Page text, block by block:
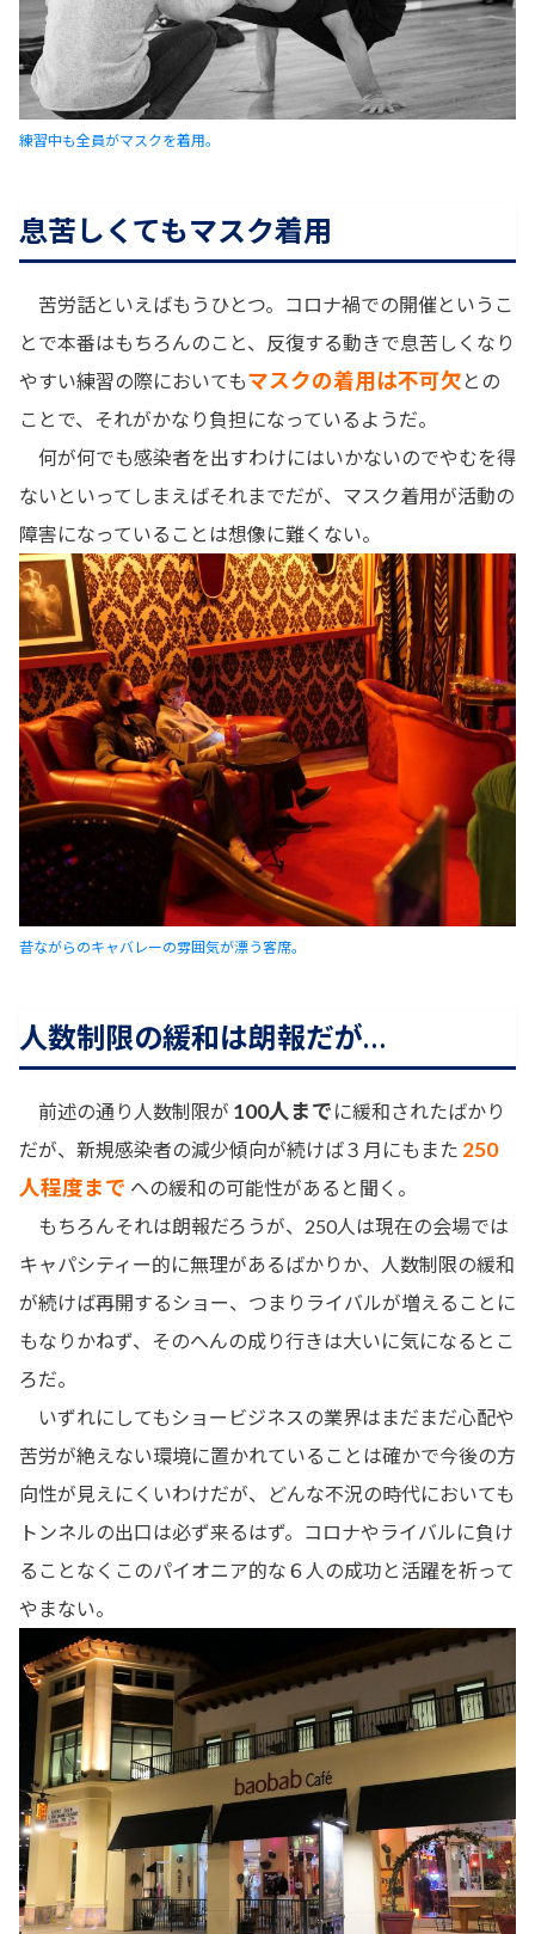
練習中も全員がマスクを着用。
息苦しくてもマスク着用
苦労話といえばもうひとつ。コロナ禍での開催というこ
とで本番はもちろんのこと、反復する動きで息苦しくなり
やすい練習の際においてもマスクの着用は不可欠 との
ことで、それがかなり負担になっているようだ。
何が何でも感染者を出すわけにはいかないのでやむを得
ないといってしまえばそれまでだが、マスク着用が活動の
障害になっていることは想像に難くない。
昔ながらのキャバレーの雰囲気が漂う客席。
人数制限の緩和は朗報だが…
前述の通り人数制限が 100人まで に緩和されたばかり
だが、新規感染者の減少傾向が続けば３月にもまた 250
人程度まで への緩和の可能性があると聞く。
もちろんそれは朗報だろうが、250人は現在の会場では
キャパシティー的に無理があるばかりか、人数制限の緩和
が続けば再開するショー、つまりライバルが増えることに
もなりかねず、そのへんの成り行きは大いに気になるとこ
ろだ。
いずれにしてもショービジネスの業界はまだまだ心配や
苦労が絶えない環境に置かれていることは確かで今後の方
向性が見えにくいわけだが、どんな不況の時代においても
トンネルの出口は必ず来るはず。コロナやライバルに負け
ることなくこのパイオニア的な６人の成功と活躍を祈って
やまない。